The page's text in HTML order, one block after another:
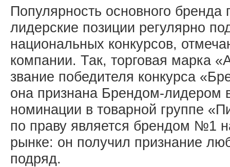
Популярность основного
лидерские позиции регулярно
национальных конкурсов,
компании. Так, торговая марка
звание победителя конкурса
она признана Брендом-лидером
номинации в товарной группе
по праву является брендом №1
рынке: он получил признание
подряд.